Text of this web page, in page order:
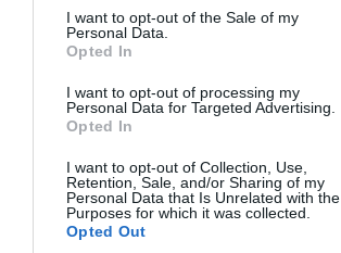
consent section.
I want to opt-out of the Sale of my
Personal Data.
Opted In
I want to opt-out of processing my
Personal Data for Targeted Advertising.
Opted In
I want to opt-out of Collection, Use,
Retention, Sale, and/or Sharing of my
Personal Data that Is Unrelated with the
Purposes for which it was collected.
Opted Out